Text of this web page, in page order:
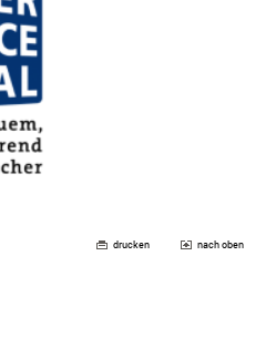
drucken nach oben